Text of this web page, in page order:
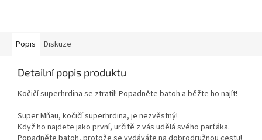
Popis Diskuze
Detailní popis produktu
Kočičí superhrdina se ztratil! Popadněte batoh a běžte ho najít!
Super Mňau, kočičí superhrdina, je nezvěstný!
Když ho najdete jako první, určitě z vás udělá svého parťáka.